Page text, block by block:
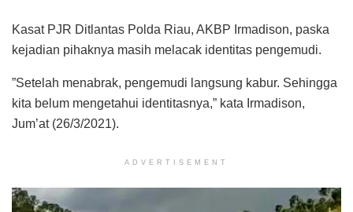
Kasat PJR Ditlantas Polda Riau, AKBP Irmadison, paska
kejadian pihaknya masih melacak identitas pengemudi.
”Setelah menabrak, pengemudi langsung kabur. Sehingga
kita belum mengetahui identitasnya,” kata Irmadison,
Jum’at (26/3/2021).
ADVERTISEMENT